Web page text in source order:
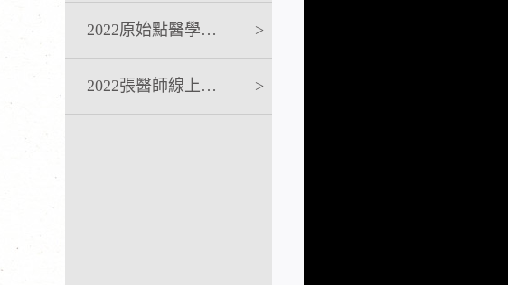
2022原始點醫學完整版講座 >
2022張醫師線上課程 >